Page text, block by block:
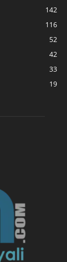
142
116
52
42
33
19